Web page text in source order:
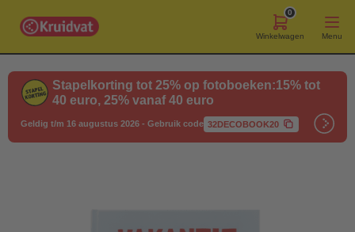
0
Winkelwagen Menu
Stapelkorting tot 25% op fotoboeken:15% tot
40 euro, 25% vanaf 40 euro
Geldig t/m 16 augustus 2026 - Gebruik code 32DECOBOOK20